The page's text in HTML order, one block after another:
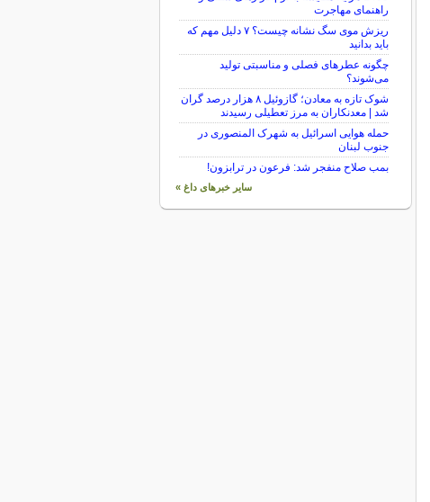
راهنمای مهاجرت
ریزش موی سگ نشانه چیست؟ ۷ دلیل مهم که
باید بدانید
چگونه عطرهای فصلی و مناسبتی تولید
می‌شوند؟
شوک تازه به معادن؛ گازوئیل ۸ هزار درصد گران
شد | معدنکاران به مرز تعطیلی رسیدند
حمله هوایی اسرائیل به شهرک المنصوری در
جنوب لبنان
بمب صلاح منفجر شد: فرعون در ترابزون!
سایر خبرهای داغ »